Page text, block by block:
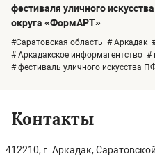
фестиваля уличного
округа «ФормАРТ»
#Саратовская область # Аркадак
# Аркадакское информагентство #
# фестиваль уличного искусства
Контакты
412210, г. Аркадак,